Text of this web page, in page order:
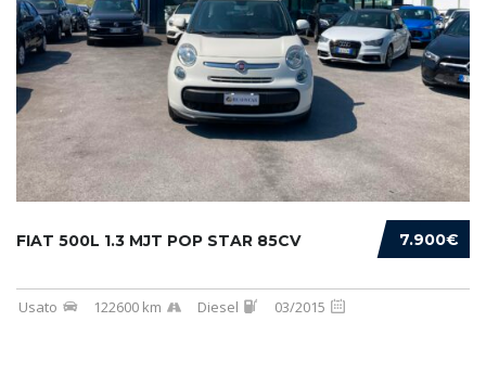
7.900€
FIAT 500L 1.3 MJT POP STAR 85CV
Usato 122600 km Diesel 03/2015